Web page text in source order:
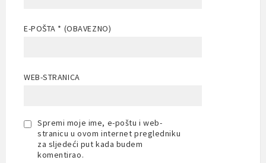
E-POŠTA * (OBAVEZNO)
WEB-STRANICA
Spremi moje ime, e-poštu i web-
stranicu u ovom internet pregledniku
za sljedeći put kada budem
komentirao.